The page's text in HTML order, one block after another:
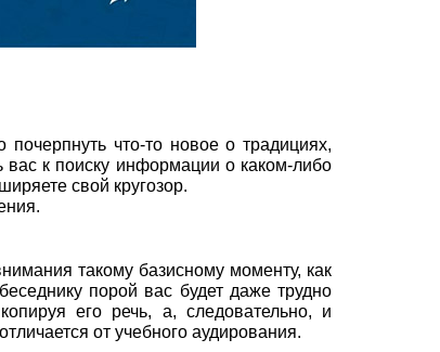
что-то новое о традициях,
вас к поиску информации о каком-либо
свой кругозор.
такому базисному моменту, как
порой вас будет даже трудно
его речь, а, следовательно, и
от учебного аудирования.